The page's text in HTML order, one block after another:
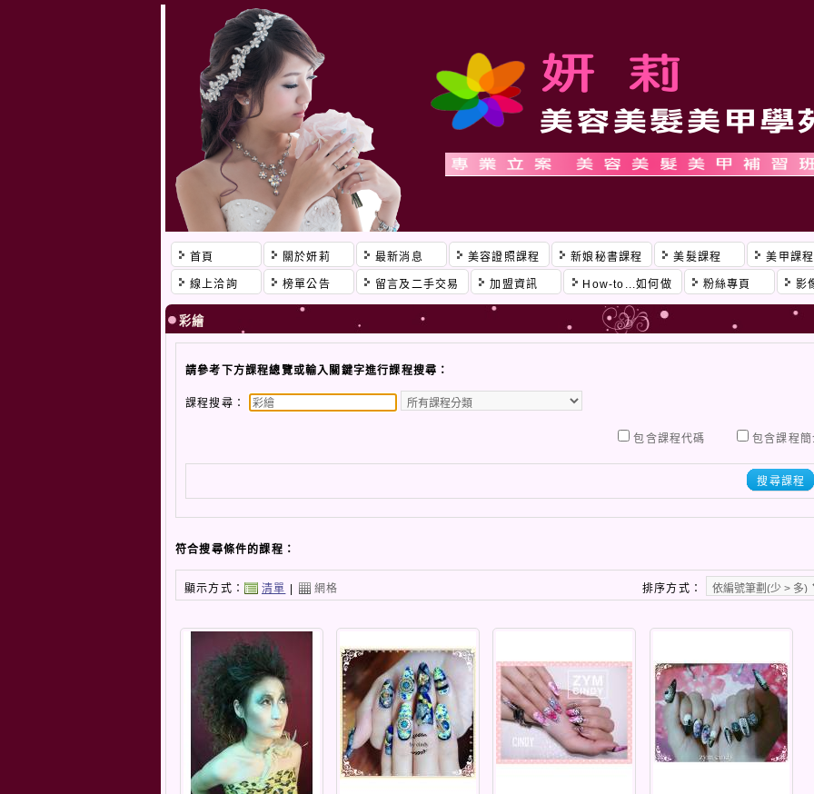
首頁 關於妍莉 最新消息 美容證照課程 新娘秘書課程 美髮課程 美甲課程
線上洽詢 榜單公告 留言及二手交易 加盟資訊 How-to...如何做 粉絲專頁 影
彩繪
請參考下方課程總覽或輸入關鍵字進行課程搜尋：
課程搜尋：
包含課程代碼 包含課程簡
搜尋課程
符合搜尋條件的課程：
顯示方式： 清單 | 網格 排序方式：